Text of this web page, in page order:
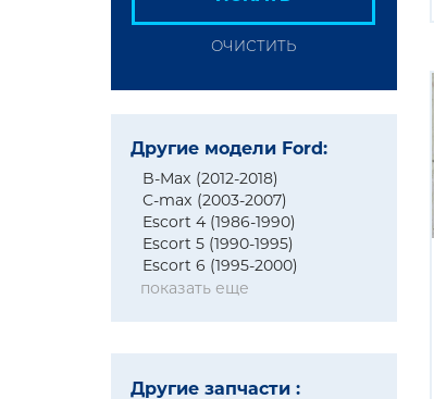
ОЧИСТИТЬ
Другие модели Ford:
B-Max (2012-2018)
C-max (2003-2007)
Escort 4 (1986-1990)
Escort 5 (1990-1995)
Escort 6 (1995-2000)
показать еще
Другие запчасти :